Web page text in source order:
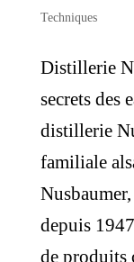
Techniques
Distillerie
secrets des
distillerie
familiale
depuis
de produits